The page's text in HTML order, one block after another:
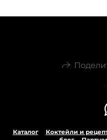
Каталог Коктейли и